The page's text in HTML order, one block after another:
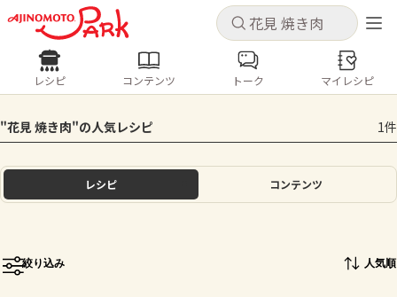
キャンセル
ログインするとレシピを保存できます
ログイン
ホーム
キャンセル
レシピ コンテンツ
人気の食材・レシピ
きゅうり なす トマト
とうもろこし
レシピ コンテンツ トーク マイレシピ
"花見 焼き肉"の人気レシピ 1件
レシピ コンテンツ
絞り込み 人気順